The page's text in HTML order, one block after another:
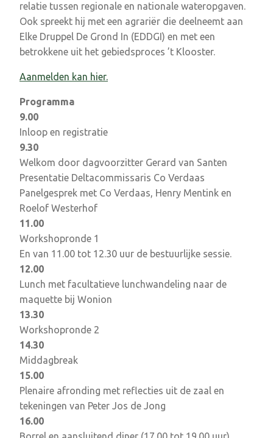
relatie tussen regionale en nationale wateropgaven.
Ook spreekt hij met een agrariër die deelneemt aan
Elke Druppel De Grond In (EDDGI) en met een
betrokkene uit het gebiedsproces ’t Klooster.
Aanmelden kan hier.
Programma
9.00
Inloop en registratie
9.30
Welkom door dagvoorzitter Gerard van Santen
Presentatie Deltacommissaris Co Verdaas
Panelgesprek met Co Verdaas, Henry Mentink en
Roelof Westerhof
11.00
Workshopronde 1
En van 11.00 tot 12.30 uur de bestuurlijke sessie.
12.00
Lunch met facultatieve lunchwandeling naar de
maquette bij Wonion
13.30
Workshopronde 2
14.30
Middagbreak
15.00
Plenaire afronding met reflecties uit de zaal en
tekeningen van Peter Jos de Jong
16.00